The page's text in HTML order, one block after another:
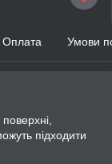
Оплата Умови
підходити